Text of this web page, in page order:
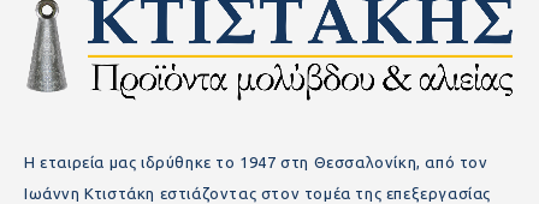
Η εταιρεία μας ιδρύθηκε το 1947 στη Θεσσαλονίκη, από τον
Ιωάννη Κτιστάκη εστιάζοντας στον τομέα της επεξεργασίας